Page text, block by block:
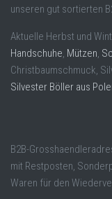
unseren gut sortierten
Aktuelle Herbst und
Handschuhe, Mützen,
Christbaumschmuck,
Silvester Böller aus
B2B-
mit Restposten,
Waren für den